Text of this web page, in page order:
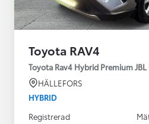
Toyota RAV4
Toyota Rav4 Hybrid Premium
HÄLLEFORS
HYBRID
Registrerad